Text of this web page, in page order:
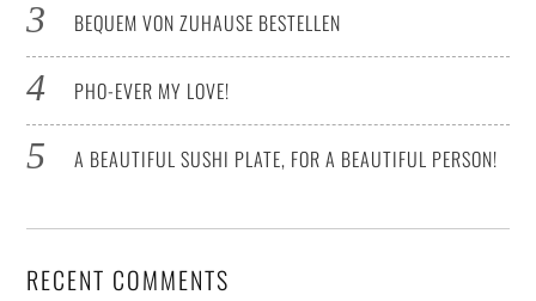
BEQUEM VON ZUHAUSE BESTELLEN
PHO-EVER MY LOVE!
A BEAUTIFUL SUSHI PLATE, FOR A BEAUTIFUL PERSON!
RECENT COMMENTS